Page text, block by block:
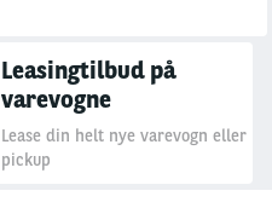
Leasingtilbud på
varevogne
Lease din helt nye varevogn eller
pickup